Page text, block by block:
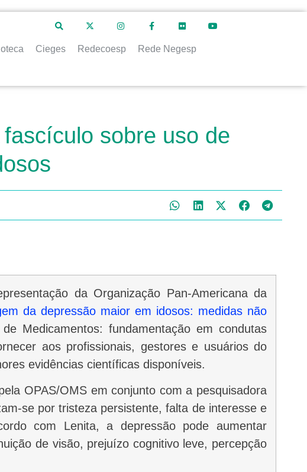
Cieges Redecoesp Rede Negesp
sobre uso de
da Organização Pan-Americana da
da depressão maior em idosos: medidas não
Medicamentos: fundamentação em condutas
aos profissionais, gestores e usuários do
evidências científicas disponíveis.
se por tristeza persistente, falta de interesse e
com Lenita, a depressão pode aumentar
de visão, prejuízo cognitivo leve, percepção